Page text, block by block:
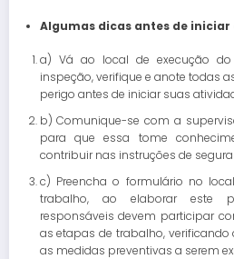
Algumas dicas antes de
a) Vá ao local de execução
inspeção, verifique e anote todas
perigo antes de iniciar suas
b) Comunique-se com a
para que essa tome
contribuir nas instruções de
c) Preencha o formulário no
trabalho, ao elaborar este
responsáveis devem participar
as etapas de trabalho,
as medidas preventivas a serem